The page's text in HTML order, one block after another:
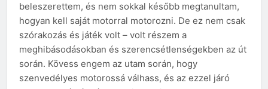
beleszerettem, és nem sokkal később megtanultam,
hogyan kell saját motorral motorozni. De ez nem csak
szórakozás és játék volt – volt részem a
meghibásodásokban és szerencsétlenségekben az út
során. Kövess engem az utam során, hogy
szenvedélyes motorossá válhass, és az ezzel járó